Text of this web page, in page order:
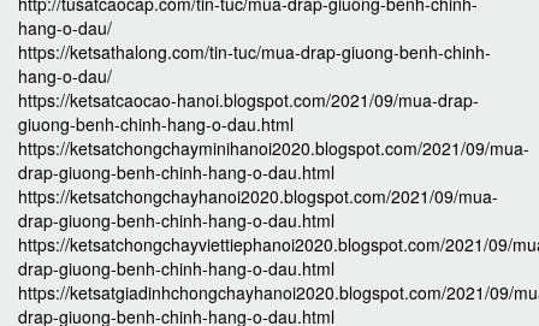
hang-o-dau/
https://ketsathalong.com/tin-tuc/mua-drap-giuong-benh-chinh-
hang-o-dau/
https://ketsatcaocao-hanoi.blogspot.com/2021/09/mua-drap-
giuong-benh-chinh-hang-o-dau.html
https://ketsatchongchayminihanoi2020.blogspot.com/2021/09/mua-
drap-giuong-benh-chinh-hang-o-dau.html
https://ketsatchongchayhanoi2020.blogspot.com/2021/09/mua-
drap-giuong-benh-chinh-hang-o-dau.html
https://ketsatchongchayviettiephanoi2020.blogspot.com/2021/09/
drap-giuong-benh-chinh-hang-o-dau.html
https://ketsatgiadinhchongchayhanoi2020.blogspot.com/2021/09/
drap-giuong-benh-chinh-hang-o-dau.html